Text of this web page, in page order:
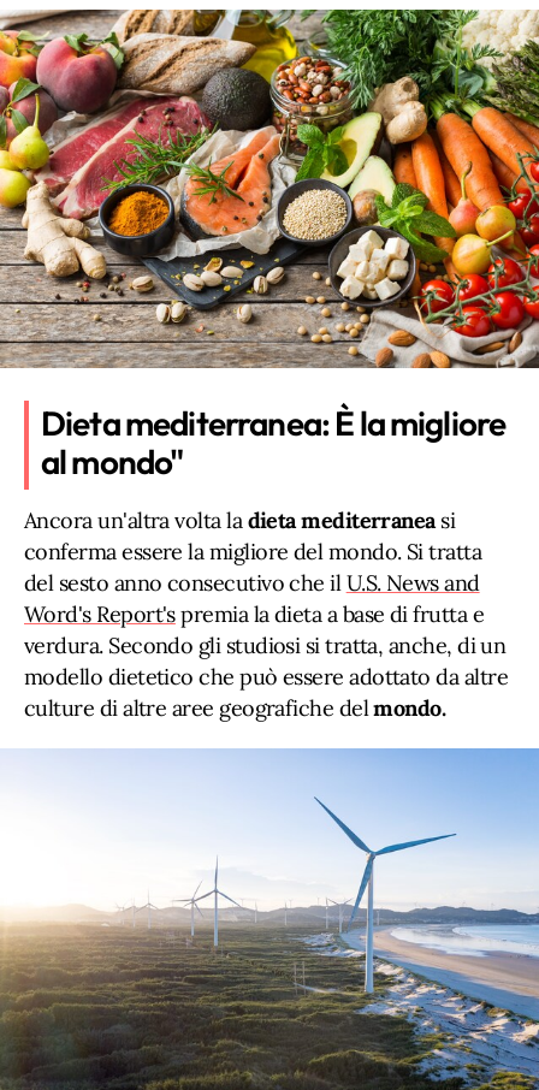
Dieta mediterranea: È la migliore
al mondo"
Ancora un'altra volta ladieta mediterraneasi
conferma essere la migliore del mondo. Si tratta
del sesto anno consecutivo che ilU.S. News and
Word's Report'spremia la dieta a base di frutta e
verdura. Secondo gli studiosi si tratta, anche, di un
modello dietetico che può essere adottato da altre
culture di altre aree geografiche delmondo.